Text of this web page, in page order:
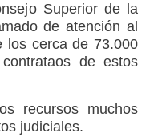
Superior de la
de atención al
los cerca de 73.000
de estos
recursos muchos
judiciales.